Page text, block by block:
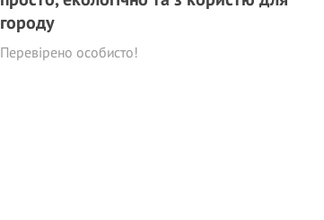
городу
Перевірено особисто!